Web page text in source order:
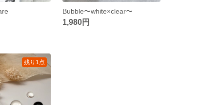
Bubble〜white×clear〜
1,980円
残り1点